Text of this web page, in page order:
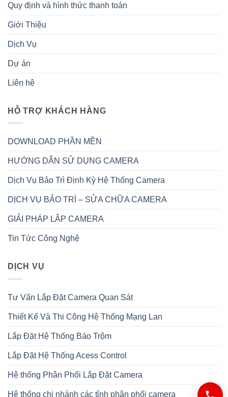
Quy định và hình thức thanh toán
Giới Thiệu
Dịch Vụ
Dự án
Liên hệ
HỖ TRỢ KHÁCH HÀNG
DOWNLOAD PHẦN MỀN
HƯỚNG DẪN SỬ DỤNG CAMERA
Dịch Vụ Bảo Trì Định Kỳ Hệ Thống Camera
DỊCH VỤ BẢO TRÌ – SỬA CHỮA CAMERA
GIẢI PHÁP LẮP CAMERA
Tin Tức Công Nghệ
DỊCH VỤ
Tư Vấn Lắp Đặt Camera Quan Sát
Thiết Kế Và Thi Công Hệ Thống Mạng Lan
Lắp Đặt Hệ Thống Báo Trộm
Lắp Đặt Hệ Thống Acess Control
Hệ thống Phân Phối Lắp Đặt Camera
Hệ thống chi nhánh các tỉnh phân phối camera